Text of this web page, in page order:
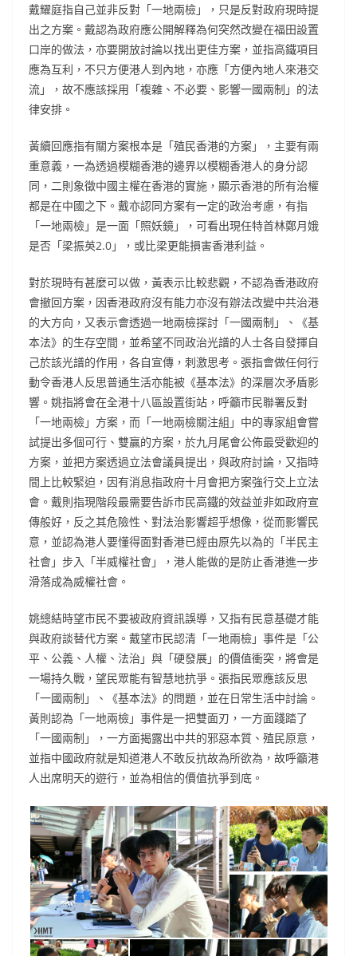
戴耀庭指自己並非反對「一地兩檢」，只是反對政府現時提
出之方案。戴認為政府應公開解釋為何突然改變在福田設置
口岸的做法，亦要開放討論以找出更佳方案，並指高鐵項目
應為互利，不只方便港人到內地，亦應「方便內地人來港交
流」，故不應該採用「複雜、不必要、影響一國兩制」的法
律安排。
黃續回應指有關方案根本是「殖民香港的方案」，主要有兩
重意義，一為透過模糊香港的邊界以模糊香港人的身分認
同，二則象徵中國主權在香港的實施，顯示香港的所有治權
都是在中國之下。戴亦認同方案有一定的政治考慮，有指
「一地兩檢」是一面「照妖鏡」，可看出現任特首林鄭月娥
是否「梁振英2.0」，或比梁更能損害香港利益。
對於現時有甚麼可以做，黃表示比較悲觀，不認為香港政府
會撤回方案，因香港政府沒有能力亦沒有辦法改變中共治港
的大方向，又表示會透過一地兩檢探討「一國兩制」、《基
本法》的生存空間，並希望不同政治光譜的人士各自發揮自
己於該光譜的作用，各自宣傳，刺激思考。張指會做任何行
動令香港人反思普通生活亦能被《基本法》的深層次矛盾影
響。姚指將會在全港十八區設置街站，呼籲市民聯署反對
「一地兩檢」方案，而「一地兩檢關注組」中的專家組會嘗
試提出多個可行、雙贏的方案，於九月尾會公佈最受歡迎的
方案，並把方案透過立法會議員提出，與政府討論，又指時
間上比較緊迫，因有消息指政府十月會把方案強行交上立法
會。戴則指現階段最需要告訴市民高鐵的效益並非如政府宣
傳般好，反之其危險性、對法治影響超乎想像，從而影響民
意，並認為港人要懂得面對香港已經由原先以為的「半民主
社會」步入「半威權社會」，港人能做的是防止香港進一步
滑落成為威權社會。
姚總結時望市民不要被政府資訊誤導，又指有民意基礎才能
與政府談替代方案。戴望市民認清「一地兩檢」事件是「公
平、公義、人權、法治」與「硬發展」的價值衝突，將會是
一場持久戰，望民眾能有智慧地抗爭。張指民眾應該反思
「一國兩制」、《基本法》的問題，並在日常生活中討論。
黃則認為「一地兩檢」事件是一把雙面刃，一方面踐踏了
「一國兩制」，一方面揭露出中共的邪惡本質、殖民原意，
並指中國政府就是知道港人不敢反抗故為所欲為，故呼籲港
人出席明天的遊行，並為相信的價值抗爭到底。